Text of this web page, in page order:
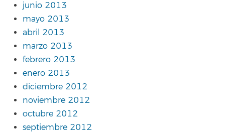
junio 2013
mayo 2013
abril 2013
marzo 2013
febrero 2013
enero 2013
diciembre 2012
noviembre 2012
octubre 2012
septiembre 2012